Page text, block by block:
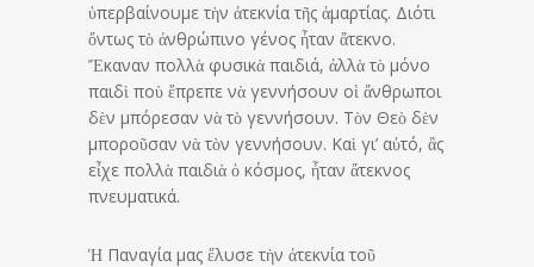
ὑπερβαίνουμε τὴν ἀτεκνία τῆς ἁμαρτίας. Διότι
ὄντως τὸ ἀνθρώπινο γένος ἦταν ἄτεκνο.
Ἔκαναν πολλὰ φυσικὰ παιδιά, ἀλλὰ τὸ μόνο
παιδὶ ποὺ ἔπρεπε νὰ γεννήσουν οἱ ἄνθρωποι
δὲν μπόρεσαν νὰ τὸ γεννήσουν. Τὸν Θεὸ δὲν
μποροῦσαν νὰ τὸν γεννήσουν. Καὶ γι’ αὐτό, ἂς
εἶχε πολλὰ παιδιὰ ὁ κόσμος, ἦταν ἄτεκνος
πνευματικά.
Ἡ Παναγία μας ἔλυσε τὴν ἀτεκνία τοῦ